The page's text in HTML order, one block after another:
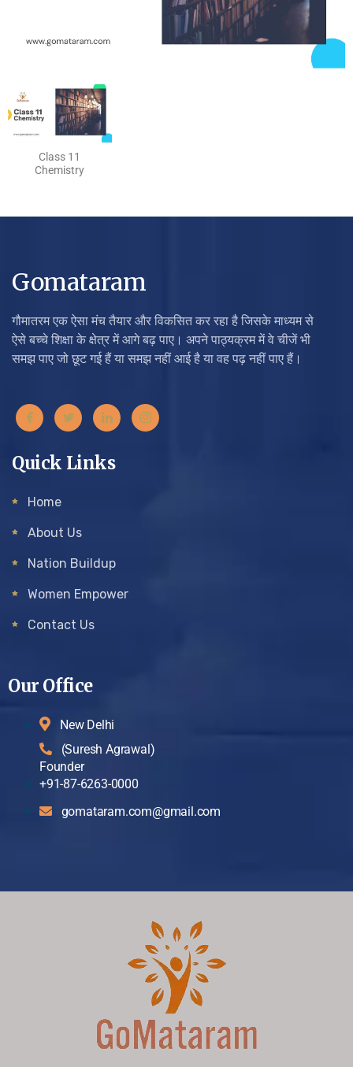
Class 11
Chemistry
Gomataram
गौमातरम एक ऐसा मंच तैयार और विकसित कर रहा है जिसके माध्यम से
ऐसे बच्चे शिक्षा के क्षेत्र में आगे बढ़ पाए। अपने पाठ्यक्रम में वे चीजें भी
समझ पाए जो छूट गई हैं या समझ नहीं आई है या वह पढ़ नहीं पाए हैं।
Quick Links
Home
About Us
Nation Buildup
Women Empower
Contact Us
Our Office
New Delhi
(Suresh Agrawal)
Founder
+91-87-6263-0000
gomataram.com@gmail.com